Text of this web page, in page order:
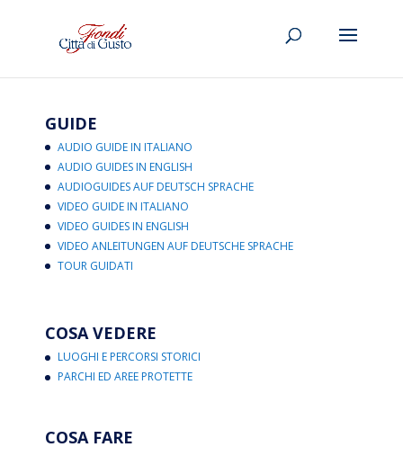
GUIDE
AUDIO GUIDE IN ITALIANO
AUDIO GUIDES IN ENGLISH
AUDIOGUIDES AUF DEUTSCH SPRACHE
VIDEO GUIDE IN ITALIANO
VIDEO GUIDES IN ENGLISH
VIDEO ANLEITUNGEN AUF DEUTSCHE SPRACHE
TOUR GUIDATI
COSA VEDERE
LUOGHI E PERCORSI STORICI
PARCHI ED AREE PROTETTE
COSA FARE